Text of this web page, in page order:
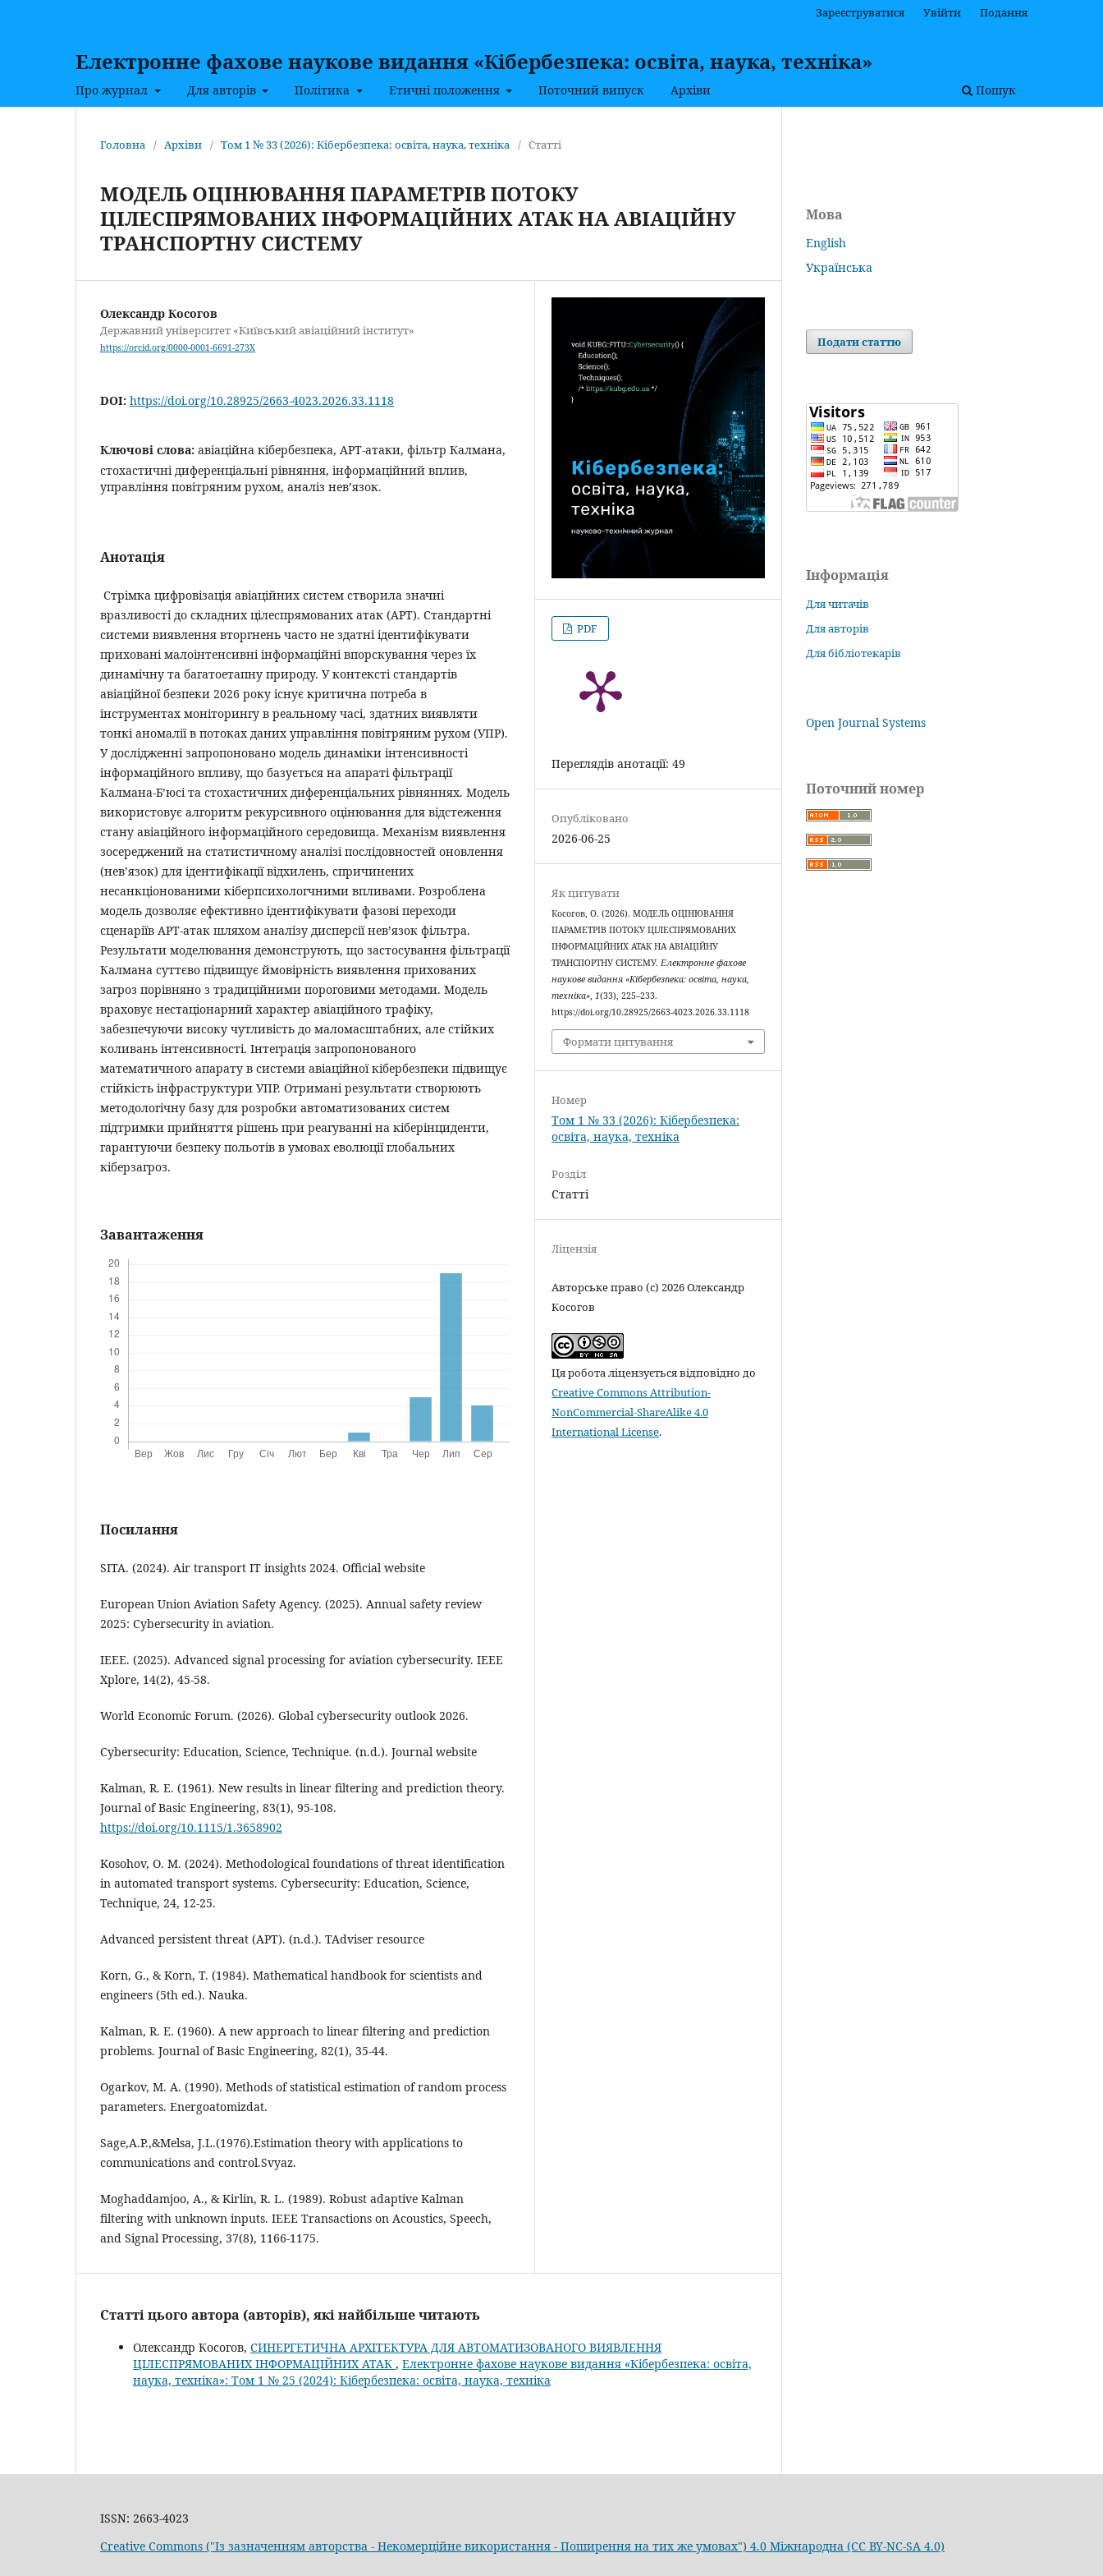
Електронне фахове наукове видання «Кібербезпека: освіта, наука, техніка»
Про журнал Для авторів Політика Етичні положення Поточний випуск Архіви Пошук
Зареєструватися Увійти Подання
Головна / Архіви / Том 1 № 33 (2026): Кібербезпека: освіта, наука, техніка / Статті
МОДЕЛЬ ОЦІНЮВАННЯ ПАРАМЕТРІВ ПОТОКУ
ЦІЛЕСПРЯМОВАНИХ ІНФОРМАЦІЙНИХ АТАК НА АВІАЦІЙНУ
ТРАНСПОРТНУ СИСТЕМУ
Олександр Косогов
Державний університет «Київський авіаційний інститут»
https://orcid.org/0000-0001-6691-273X
DOI: https://doi.org/10.28925/2663-4023.2026.33.1118
Ключові слова: авіаційна кібербезпека, APT-атаки, фільтр Калмана,
стохастичні диференціальні рівняння, інформаційний вплив,
управління повітряним рухом, аналіз нев’язок.
Анотація
Стрімка цифровізація авіаційних систем створила значні
вразливості до складних цілеспрямованих атак (APT). Стандартні
системи виявлення вторгнень часто не здатні ідентифікувати
приховані малоінтенсивні інформаційні впорскування через їх
динамічну та багатоетапну природу. У контексті стандартів
авіаційної безпеки 2026 року існує критична потреба в
інструментах моніторингу в реальному часі, здатних виявляти
тонкі аномалії в потоках даних управління повітряним рухом (УПР).
У дослідженні запропоновано модель динаміки інтенсивності
інформаційного впливу, що базується на апараті фільтрації
Калмана-Б’юсі та стохастичних диференціальних рівняннях. Модель
використовує алгоритм рекурсивного оцінювання для відстеження
стану авіаційного інформаційного середовища. Механізм виявлення
зосереджений на статистичному аналізі послідовностей оновлення
(нев’язок) для ідентифікації відхилень, спричинених
несанкціонованими кіберпсихологчними впливами. Розроблена
модель дозволяє ефективно ідентифікувати фазові переходи
сценаріїв APT-атак шляхом аналізу дисперсії нев’язок фільтра.
Результати моделювання демонструють, що застосування фільтрації
Калмана суттєво підвищує ймовірність виявлення прихованих
загроз порівняно з традиційними пороговими методами. Модель
враховує нестаціонарний характер авіаційного трафіку,
забезпечуючи високу чутливість до маломасштабних, але стійких
коливань інтенсивності. Інтеграція запропонованого
математичного апарату в системи авіаційної кібербезпеки підвищує
стійкість інфраструктури УПР. Отримані результати створюють
методологічну базу для розробки автоматизованих систем
підтримки прийняття рішень при реагуванні на кіберінциденти,
гарантуючи безпеку польотів в умовах еволюції глобальних
кіберзагроз.
Завантаження
Посилання
SITA. (2024). Air transport IT insights 2024. Official website
European Union Aviation Safety Agency. (2025). Annual safety review
2025: Cybersecurity in aviation.
IEEE. (2025). Advanced signal processing for aviation cybersecurity. IEEE
Xplore, 14(2), 45-58.
World Economic Forum. (2026). Global cybersecurity outlook 2026.
Cybersecurity: Education, Science, Technique. (n.d.). Journal website
Kalman, R. E. (1961). New results in linear filtering and prediction theory.
Journal of Basic Engineering, 83(1), 95-108.
https://doi.org/10.1115/1.3658902
Kosohov, O. M. (2024). Methodological foundations of threat identification
in automated transport systems. Cybersecurity: Education, Science,
Technique, 24, 12-25.
Advanced persistent threat (APT). (n.d.). TAdviser resource
Korn, G., & Korn, T. (1984). Mathematical handbook for scientists and
engineers (5th ed.). Nauka.
Kalman, R. E. (1960). A new approach to linear filtering and prediction
problems. Journal of Basic Engineering, 82(1), 35-44.
Ogarkov, M. A. (1990). Methods of statistical estimation of random process
parameters. Energoatomizdat.
Sage,A.P.,&Melsa, J.L.(1976).Estimation theory with applications to
communications and control.Svyaz.
Moghaddamjoo, A., & Kirlin, R. L. (1989). Robust adaptive Kalman
filtering with unknown inputs. IEEE Transactions on Acoustics, Speech,
and Signal Processing, 37(8), 1166-1175.
PDF
Переглядів анотації: 49
Опубліковано
2026-06-25
Як цитувати
Косогов, О. (2026). МОДЕЛЬ ОЦІНЮВАННЯ
ПАРАМЕТРІВ ПОТОКУ ЦІЛЕСПРЯМОВАНИХ
ІНФОРМАЦІЙНИХ АТАК НА АВІАЦІЙНУ
ТРАНСПОРТНУ СИСТЕМУ.Електронне фахове
наукове видання «Кібербезпека: освіта, наука,
техніка»,1(33), 225–233.
https://doi.org/10.28925/2663-4023.2026.33.1118
Формати цитування
Номер
Том 1 № 33 (2026): Кібербезпека:
освіта, наука, техніка
Розділ
Статті
Ліцензія
Авторське право (c) 2026 Олександр
Косогов
Ця робота ліцензується відповідно до
Creative Commons Attribution-
NonCommercial-ShareAlike 4.0
International License.
Статті цього автора (авторів), які найбільше читають
Олександр Косогов, СИНЕРГЕТИЧНА АРХІТЕКТУРА ДЛЯ АВТОМАТИЗОВАНОГО ВИЯВЛЕННЯ
ЦІЛЕСПРЯМОВАНИХ ІНФОРМАЦІЙНИХ АТАК , Електронне фахове наукове видання «Кібербезпека: освіта,
наука, техніка»: Том 1 № 25 (2024): Кібербезпека: освіта, наука, техніка
Мова
English
Українська
Подати статтю
Інформація
Для читачів
Для авторів
Для бібліотекарів
Open Journal Systems
Поточний номер
ISSN: 2663-4023
Creative Commons ("Із зазначенням авторства - Некомерційне використання - Поширення на тих же умовах") 4.0 Міжнародна (CC BY-NC-SA 4.0)